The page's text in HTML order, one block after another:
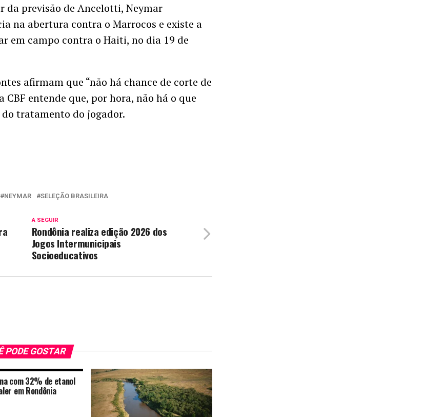
da previsão de Ancelotti, Neymar
na abertura contra o Marrocos e existe a
em campo contra o Haiti, no dia 19 de
afirmam que “não há chance de corte de
CBF entende que, por hora, não há o que
tratamento do jogador.
NEYMAR SELEÇÃO BRASILEIRA
A SEGUIR
Rondônia realiza edição 2026 dos
Jogos Intermunicipais
Socioeducativos
PODE GOSTAR
com 32% de etanol
em Rondônia